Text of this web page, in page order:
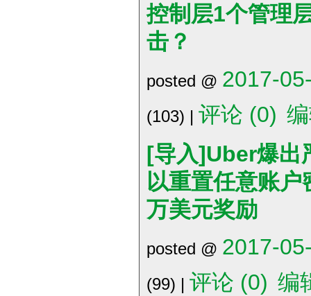
控制层1个管理
击？
posted @ 2017-
(103) | 评论 (0)
[导入]Uber爆出
以重置任意账
万美元奖励
posted @ 2017-
(99) | 评论 (0) 编